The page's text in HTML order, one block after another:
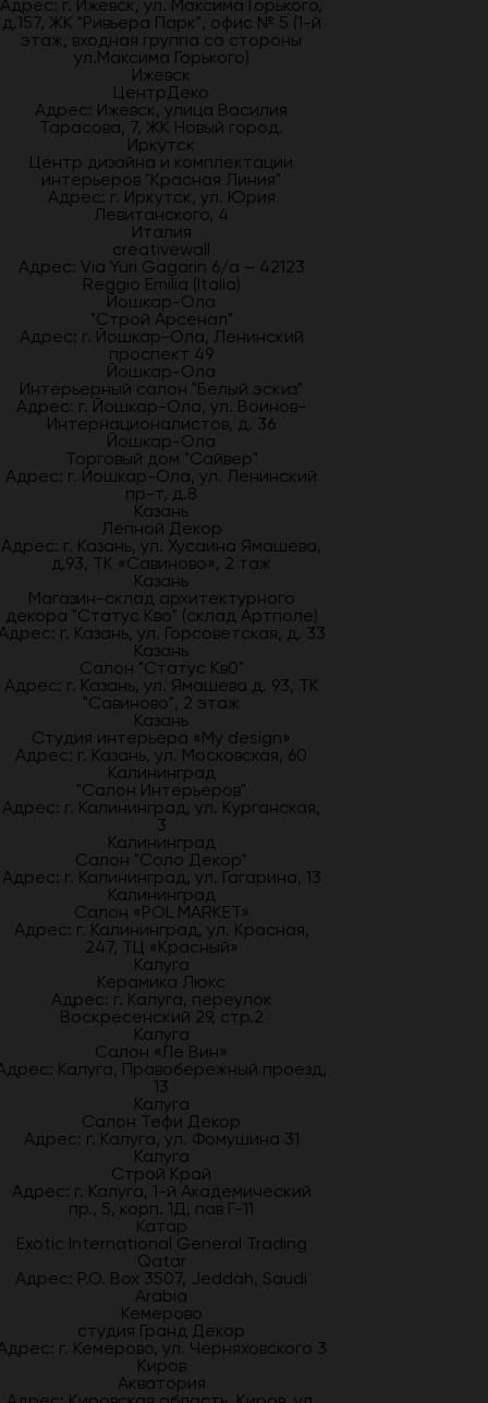
Адрес: г. Ижевск, ул. Максима Горького,
д.157, ЖК "Ривьера Парк", офис № 5 (1-й
этаж, входная группа со стороны
ул.Максима Горького)
Ижевск
ЦентрДеко
Адрес: Ижевск, улица Василия
Тарасова, 7, ЖК Новый город.
Иркутск
Центр дизайна и комплектации
интерьеров "Красная Линия"
Адрес: г. Иркутск, ул. Юрия
Левитанского, 4
Италия
creativewall
Адрес: Via Yuri Gagarin 6/a – 42123
Reggio Emilia (Italia)
Йошкар-Ола
"Строй Арсенал"
Адрес: г. Йошкар-Ола, Ленинский
проспект 49
Йошкар-Ола
Интерьерный салон "Белый эскиз"
Адрес: г. Йошкар-Ола, ул. Воинов-
Интернационалистов, д. 36
Йошкар-Ола
Торговый дом "Сайвер"
Адрес: г. Йошкар-Ола, ул. Ленинский
пр-т, д.8
Казань
Лепной Декор
Адрес: г. Казань, ул. Хусаина Ямашева,
д.93, ТК «Савиново», 2 таж
Казань
Магазин-склад архитектурного
декора "Статус Кво" (склад Артполе)
г. Казань, ул. Горсоветская, д. 33
Казань
Салон "Статус Кв0"
Адрес: г. Казань, ул. Ямашева д. 93, ТК
"Савиново", 2 этаж
Казань
Студия интерьера «My design»
Адрес: г. Казань, ул. Московская, 60
Калининград
"Салон Интерьеров"
Адрес: г. Калининград, ул. Курганская,
3
Калининград
Салон "Соло Декор"
Адрес: г. Калининград, ул. Гагарина, 13
Калининград
Салон «POL MARKET»
Адрес: г. Калининград, ул. Красная,
247, ТЦ «Красный»
Калуга
Керамика Люкс
Адрес: г. Калуга, переулок
Воскресенский 29, стр.2
Калуга
Салон «Ле Вин»
Калуга, Правобережный проезд,
13
Калуга
Салон Тефи Декор
Адрес: г. Калуга, ул. Фомушина 31
Калуга
Строй Край
Адрес: г. Калуга, 1-й Академический
пр., 5, корп. 1Д, пав Г-11
Катар
Exotic International General Trading
Qatar
Адрес: P.O. Box 3507, Jeddah, Saudi
Arabia
Кемерово
студия Гранд Декор
г. Кемерово, ул. Черняховского 3
Киров
Акватория